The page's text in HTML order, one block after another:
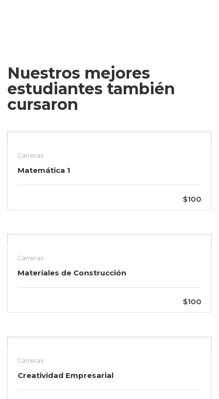
Nuestros mejores
estudiantes también
cursaron
Carreras
Matemática 1
$100
Carreras
Materiales de Construcción
$100
Carreras
Creatividad Empresarial